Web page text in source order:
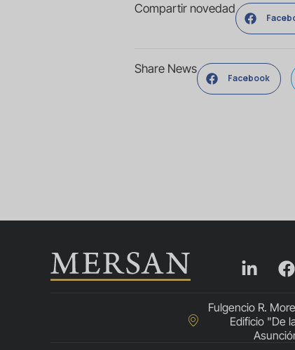
Compartir novedad
Share News
Facebook
Fulgencio R.
Edificio "De